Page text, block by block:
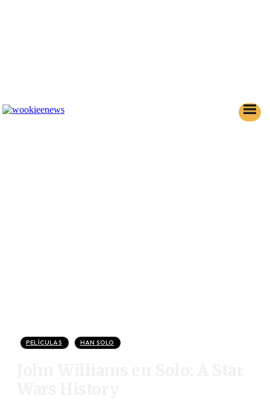
PELÍCULAS HAN SOLO